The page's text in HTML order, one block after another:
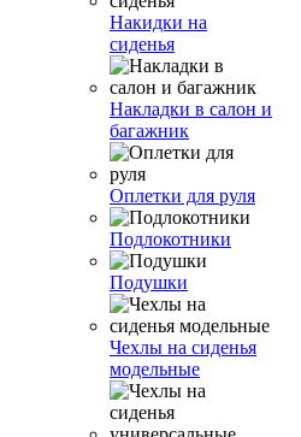
Накидки на
сиденья
Накладки в салон и
багажник
Оплетки для руля
Подлокотники
Подушки
Чехлы на сиденья
модельные